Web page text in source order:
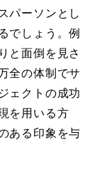
パーソンとし
でしょう。例
と面倒を見さ
全の体制でサ
ェクトの成功
を用いる方
ある印象を与